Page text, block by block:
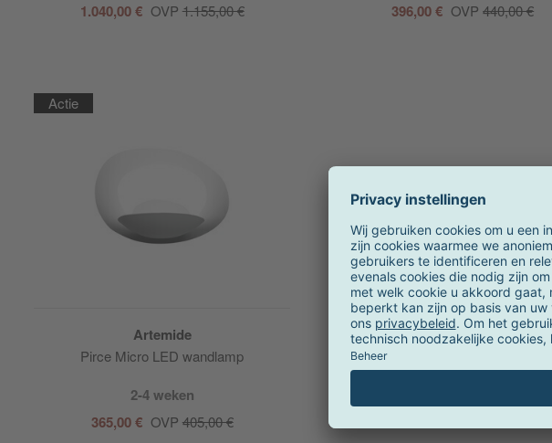
1.040,00 € OVP 1.155,00 €
396,00 € OVP440,00 €
Artemide
Pirce Micro LED wandlamp
2-4 weken
365,00 € OVP 405,00 €
Actie